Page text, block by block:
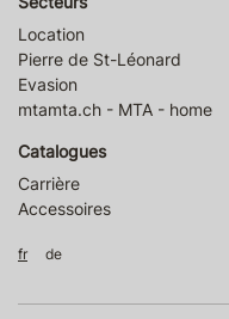
Location
Pierre de St-Léonard
Evasion
mtamta.ch - MTA - home
Catalogues
Carrière
Accessoires
fr de